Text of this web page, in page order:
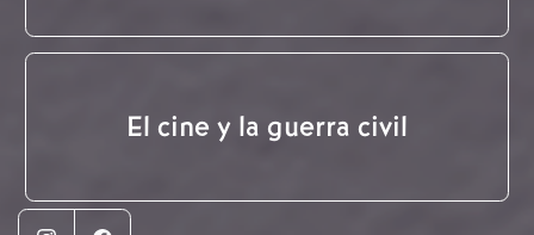
El cine y la guerra civil